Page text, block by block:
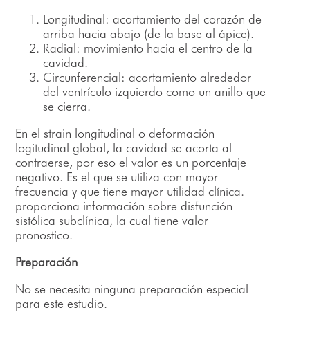
Longitudinal: acortamiento del corazón de
arriba hacia abajo (de la base al ápice).
Radial: movimiento hacia el centro de la
cavidad.
Circunferencial: acortamiento alrededor
del ventrículo izquierdo como un anillo que
se cierra.
En el strain longitudinal o deformación
logitudinal global, la cavidad se acorta al
contraerse, por eso el valor es un porcentaje
negativo. Es el que se utiliza con mayor
frecuencia y que tiene mayor utilidad clínica.
proporciona información sobre disfunción
sistólica subclínica, la cual tiene valor
pronostico.
Preparación
No se necesita ninguna preparación especial
para este estudio.